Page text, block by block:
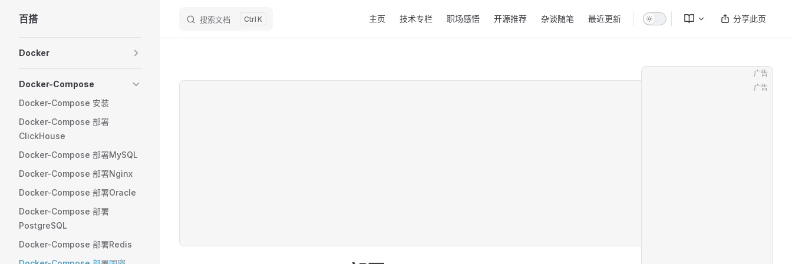
Skip to content
百搭 搜索文档 K 主页 技术专栏 职场感悟 开源推荐 杂谈随笔 最近更新 分享此页
Docker
Docker-Compose
Docker-Compose 安装
Docker-Compose 部署
ClickHouse
Docker-Compose 部署MySQL
Docker-Compose 部署Nginx
Docker-Compose 部署Oracle
Docker-Compose 部署
PostgreSQL
Docker-Compose 部署Redis
广告
广告